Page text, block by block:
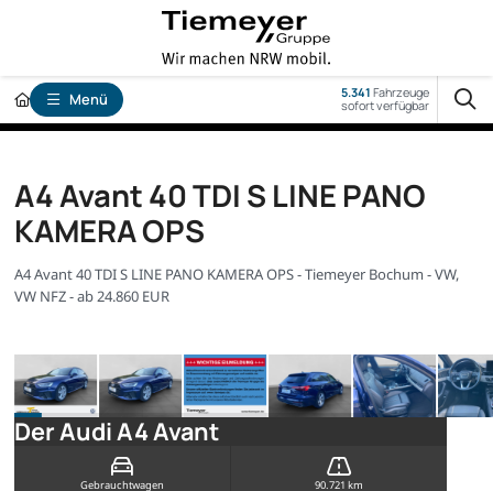
Menü 5.341 Fahrzeuge
sofort verfügbar
A4 Avant 40 TDI S LINE PANO
KAMERA OPS
A4 Avant 40 TDI S LINE PANO KAMERA OPS - Tiemeyer Bochum - VW,
VW NFZ - ab 24.860 EUR
Der Audi A4 Avant
Gebrauchtwagen 90.721 km